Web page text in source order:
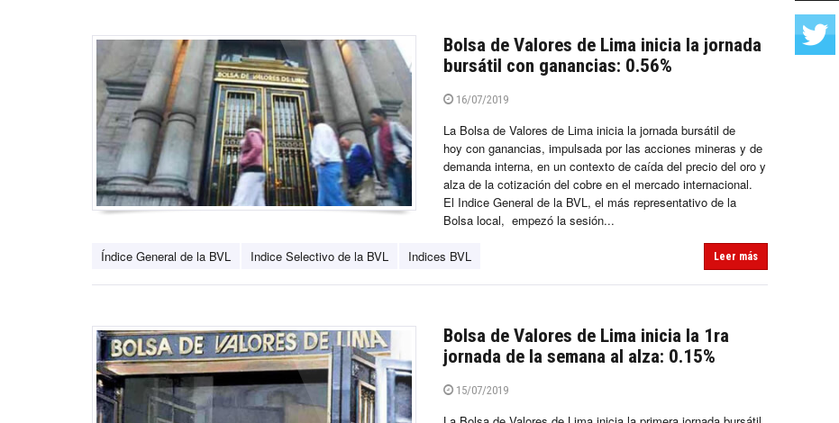
Bolsa de Valores de Lima inicia la jornada
bursátil con ganancias: 0.56%
16/07/2019
La Bolsa de Valores de Lima inicia la jornada bursátil de
hoy con ganancias, impulsada por las acciones mineras y de
demanda interna, en un contexto de caída del precio del oro y
alza de la cotización del cobre en el mercado internacional.
El Indice General de la BVL, el más representativo de la
Bolsa local, empezó la sesión...
Índice General de la BVL Indice Selectivo de la BVL Indices BVL Leer más
Bolsa de Valores de Lima inicia la 1ra
jornada de la semana al alza: 0.15%
15/07/2019